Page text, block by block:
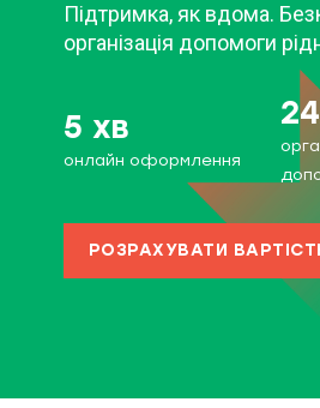
Підтримка, як вдома.
організація допомоги
5 хв
онлайн оформлення
РОЗРАХУВАТИ